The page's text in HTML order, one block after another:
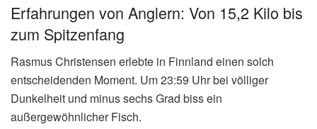
Erfahrungen von Anglern: Von 15,2 Kilo bis
zum Spitzenfang
Rasmus Christensen erlebte in Finnland einen solch
entscheidenden Moment. Um 23:59 Uhr bei völliger
Dunkelheit und minus sechs Grad biss ein
außergewöhnlicher Fisch.